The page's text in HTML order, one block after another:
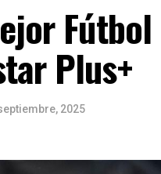
Plus+
2025